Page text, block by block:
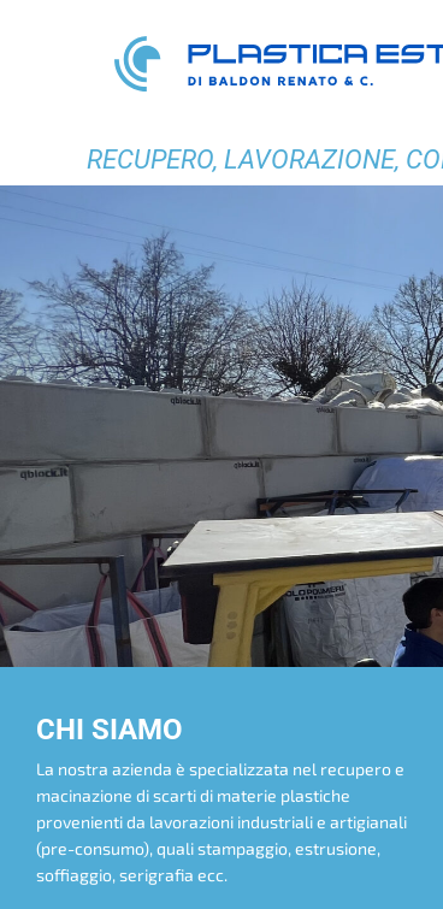
RECUPERO, LAVORAZIONE,
CHI SIAMO
La nostra azienda è specializzata nel recupero e
macinazione di scarti di materie plastiche
provenienti da lavorazioni industriali e artigianali
(pre-consumo), quali stampaggio, estrusione,
soffiaggio, serigrafia ecc.